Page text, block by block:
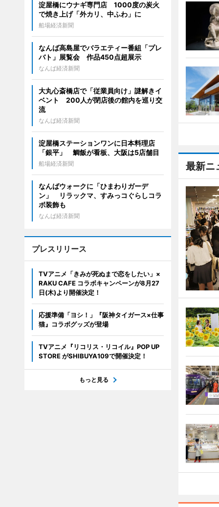
最新ニ
淀屋橋にウナギ専門店 1000度の炭火
で焼き上げ「外カリ、中ふわ」に
船場経済新聞
なんば高島屋でバラエティー番組「プレ
バト」展覧会 作品450点超展示
なんば経済新聞
大丸心斎橋店で「従業員向け」謎解きイ
ベント 200人が閉店後の館内を巡り交
流
なんば経済新聞
淀屋橋ステーションワンに日本料理店
「銀平」 鯛飯が看板、大阪は5店舗目
船場経済新聞
なんばウォークに「ひまわりガーデ
ン」 リラックマ、すみっコぐらしコラ
ボ装飾も
なんば経済新聞
プレスリリース
TVアニメ「きみが死ぬまで恋をしたい」×
RAKU CAFE コラボキャンペーンが8月27
日(木)より開催決定！
応援準備「ヨシ！」『阪神タイガース×仕事
猫』コラボグッズが登場
TVアニメ『リコリス・リコイル』POP UP
STORE がSHIBUYA109で開催決定！
もっと見る